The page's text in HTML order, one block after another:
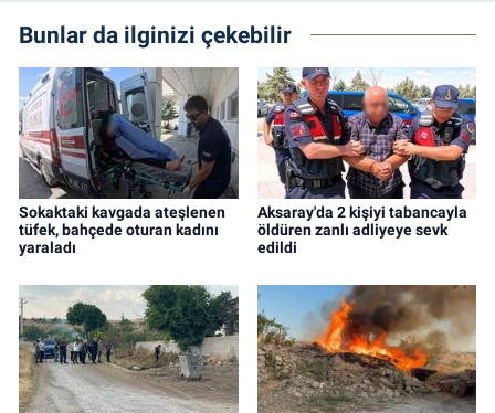
Bunlar da ilginizi çekebilir
Sokaktaki kavgada ateşlenen
tüfek, bahçede oturan kadını
yaraladı
Aksaray'da 2 kişiyi tabancayla
öldüren zanlı adliyeye sevk
edildi